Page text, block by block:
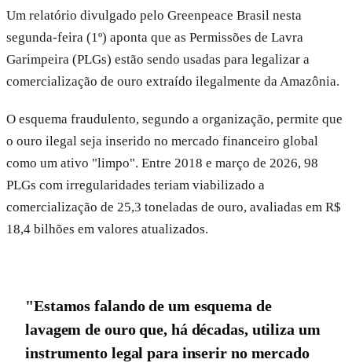
Um relatório divulgado pelo Greenpeace Brasil nesta
segunda-feira (1º) aponta que as Permissões de Lavra
Garimpeira (PLGs) estão sendo usadas para legalizar a
comercialização de ouro extraído ilegalmente da Amazônia.
O esquema fraudulento, segundo a organização, permite que
o ouro ilegal seja inserido no mercado financeiro global
como um ativo "limpo". Entre 2018 e março de 2026, 98
PLGs com irregularidades teriam viabilizado a
comercialização de 25,3 toneladas de ouro, avaliadas em R$
18,4 bilhões em valores atualizados.
"Estamos falando de um esquema de
lavagem de ouro que, há décadas, utiliza um
instrumento legal para inserir no mercado